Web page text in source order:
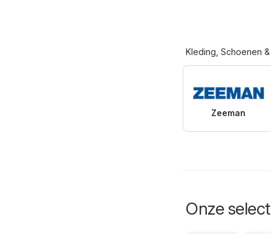
Kleding, Schoenen
Zeeman
Onze